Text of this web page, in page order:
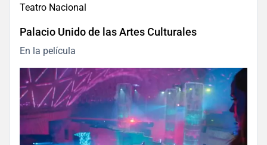
Teatro Nacional
Palacio Unido de las Artes Culturales
En la película